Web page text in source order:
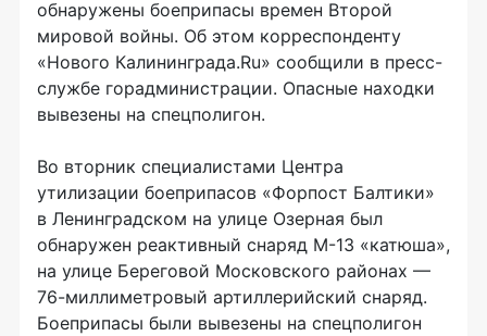
обнаружены боеприпасы времен Второй
мировой войны. Об этом корреспонденту
«Нового Калининграда.Ru» сообщили в пресс-
службе горадминистрации. Опасные находки
вывезены на спецполигон.
Во вторник специалистами Центра
утилизации боеприпасов «Форпост Балтики»
в Ленинградском на улице Озерная был
обнаружен реактивный снаряд М-13 «катюша»,
на улице Береговой Московского районах —
76-миллиметровый артиллерийский снаряд.
Боеприпасы были вывезены на спецполигон